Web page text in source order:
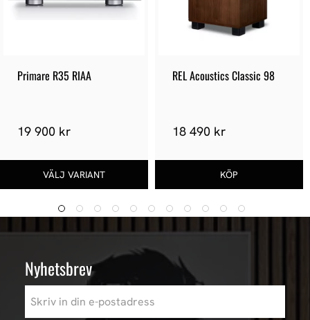
Primare R35 RIAA
19 900 kr
REL Acoustics Classic 98
18 490 kr
Nyhetsbrev